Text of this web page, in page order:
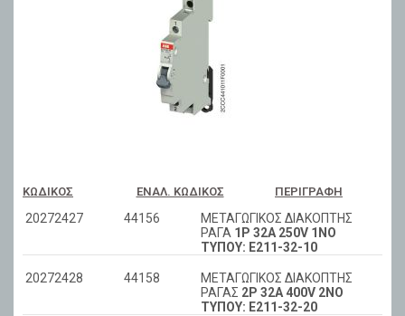
ΚΩΔΙΚΌΣ ΕΝΑΛ. ΚΩΔΙΚΌΣ ΠΕΡΙΓΡΑΦΉ
20272427 44156
ΜΕΤΑΓΩΓΙΚΟΣ ΔΙΑΚΟΠΤΗΣ
ΡΑΓΑ 1P 32A 250V 1NO
ΤΥΠΟΥ: E211-32-10
20272428 44158
ΜΕΤΑΓΩΓΙΚΟΣ ΔΙΑΚΟΠΤΗΣ
ΡΑΓΑΣ 2P 32A 400V 2NO
ΤΥΠΟΥ: E211-32-20